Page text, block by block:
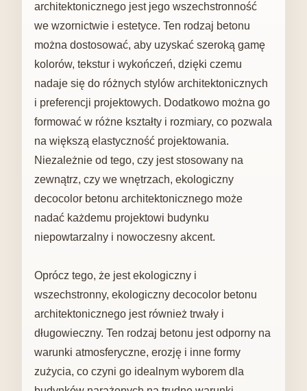
architektonicznego jest jego wszechstronność
we wzornictwie i estetyce. Ten rodzaj betonu
można dostosować, aby uzyskać szeroką gamę
kolorów, tekstur i wykończeń, dzięki czemu
nadaje się do różnych stylów architektonicznych
i preferencji projektowych. Dodatkowo można go
formować w różne kształty i rozmiary, co pozwala
na większą elastyczność projektowania.
Niezależnie od tego, czy jest stosowany na
zewnątrz, czy we wnętrzach, ekologiczny
decocolor betonu architektonicznego może
nadać każdemu projektowi budynku
niepowtarzalny i nowoczesny akcent.
Oprócz tego, że jest ekologiczny i
wszechstronny, ekologiczny decocolor betonu
architektonicznego jest również trwały i
długowieczny. Ten rodzaj betonu jest odporny na
warunki atmosferyczne, erozję i inne formy
zużycia, co czyni go idealnym wyborem dla